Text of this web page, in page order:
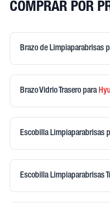
COMPRAR POR
Brazo de Limpiaparabrisas
Brazo Vidrio Trasero para
Escobilla Limpiaparabrisas
Escobilla Limpiaparabrisas